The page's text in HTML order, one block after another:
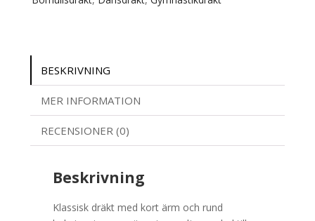
BESKRIVNING
MER INFORMATION
RECENSIONER (0)
Beskrivning
Klassisk dräkt med kort ärm och rund